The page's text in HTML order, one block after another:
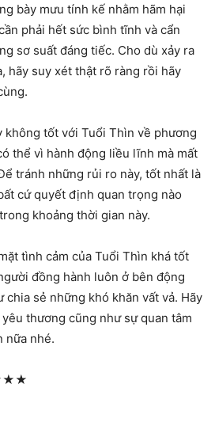
bày mưu tính kế nhằm hãm hại
phải hết sức bình tĩnh và cẩn
sơ suất đáng tiếc. Cho dù xảy ra
hãy suy xét thật rõ ràng rồi hãy
không tốt với Tuổi Thìn về phương
thể vì hành động liều lĩnh mà mất
tránh những rủi ro này, tốt nhất là
cứ quyết định quan trọng nào
khoảng thời gian này.
tình cảm của Tuổi Thìn khá tốt
đồng hành luôn ở bên động
sẻ những khó khăn vất vả. Hãy
thương cũng như sự quan tâm
nữa nhé.